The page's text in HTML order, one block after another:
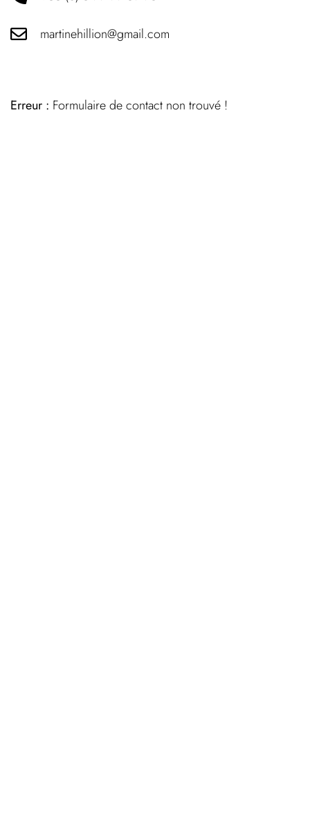
martinehillion@gmail.com
Erreur : Formulaire de contact non trouvé !